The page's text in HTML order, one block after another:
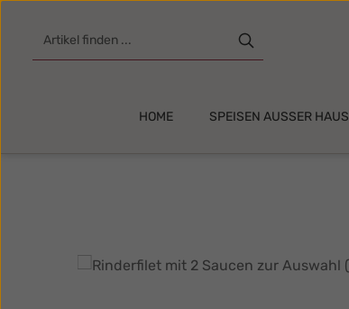
HOME SPEISEN AUSSER HAUS
Bildergalerie überspringen